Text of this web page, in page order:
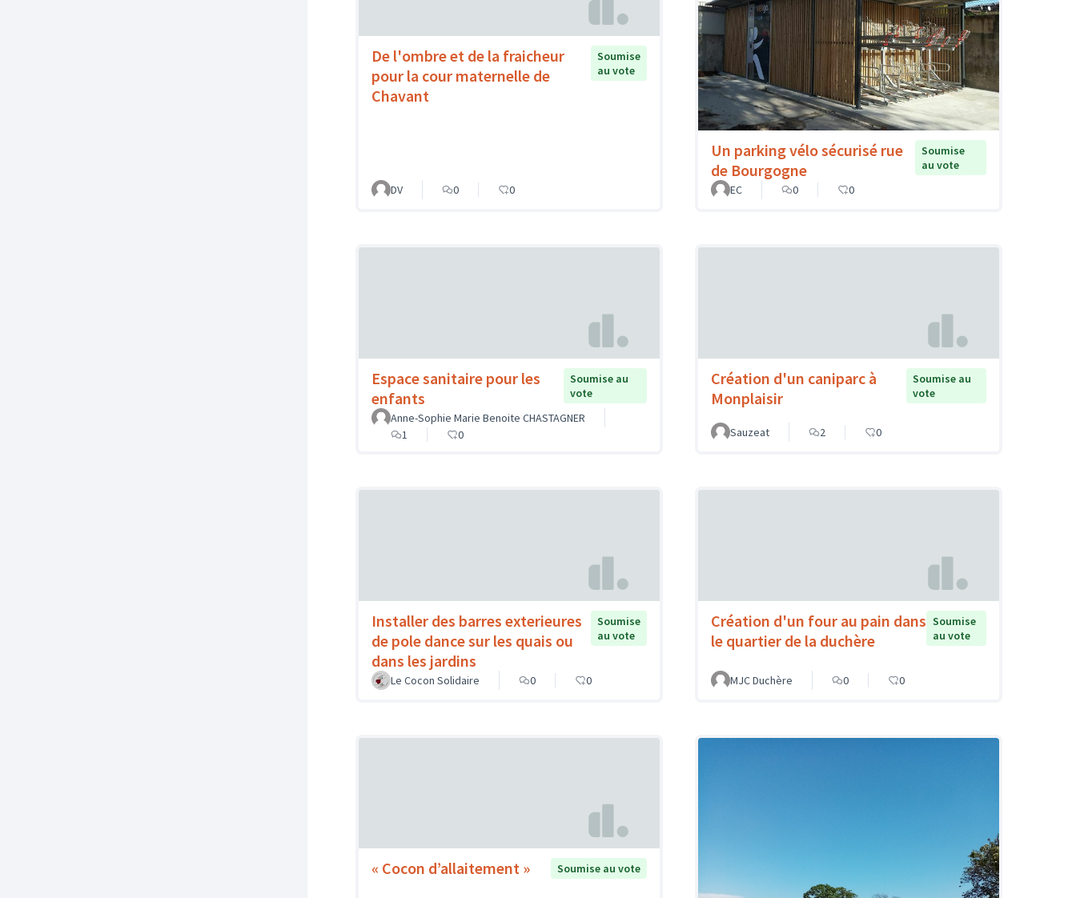
De l'ombre et de la fraicheur
pour la cour maternelle de
Chavant
Soumise
au vote
DV 0 0
Un parking vélo sécurisé rue
de Bourgogne
Soumise
au vote
EC
0 0
Espace sanitaire pour les
enfants
Soumise au
vote
Anne-Sophie Marie Benoite CHASTAGNER
1
0
Création d'un caniparc à
Monplaisir
Soumise au
vote
Sauzeat 2 0
Installer des barres exterieures
de pole dance sur les quais ou
dans les jardins
Soumise
au vote
Le Cocon Solidaire 0 0
Création d'un four au pain dans
le quartier de la duchère
Soumise
au vote
MJC Duchère 0 0
« Cocon d’allaitement » Soumise au vote